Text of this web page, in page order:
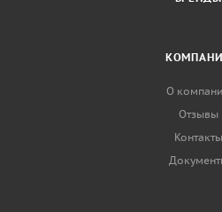
О
Отзывы
Контакты